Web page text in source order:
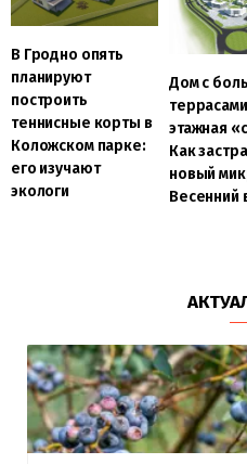
В Гродно опять
планируют
построить
теннисные корты в
Коложском парке:
его изучают
экологи
Дом с
этажная
Как
новый
Весенний